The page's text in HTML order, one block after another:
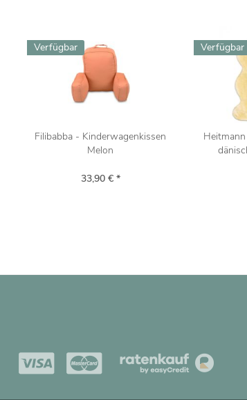
Verfügbar
Filibabba - Kinderwagenkissen
Melon
33,90 € *
Verfügbar